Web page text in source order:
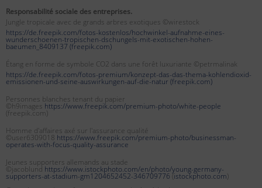
Responsabilité sociale des entreprises.
Jungle tropicale avec de grands arbres exotiques ©wirestock
https://de.freepik.com/fotos-kostenlos/hochwinkel-aufnahme-eines-
wunderschoenen-tropischen-dschungels-mit-exotischen-hohen-
baeumen_8409137 (freepik.com)
Étang en forme de symbole CO2 dans une forêt luxuriante ©petrmalinak
https://de.freepik.com/fotos-premium/konzept-das-das-thema-kohlendioxid-
emissionen-und-seine-auswirkungen-auf-die-natur (freepik.com)
Personnes blanches tenant du papier
©h9images https://www.freepik.com/premium-photo/white-people
(freepik.com)
Homme d'affaires axé sur l'assurance qualité
©user6309018 https://www.freepik.com/premium-photo/businessman-
operates-with-focus-quality-assurance
Jeunes supporters allemands au stade
©jacoblund https://www.istockphoto.com/en/photo/young-germany-
supporters-at-stadium-gm1204652452-346709776 (istockphoto.com)